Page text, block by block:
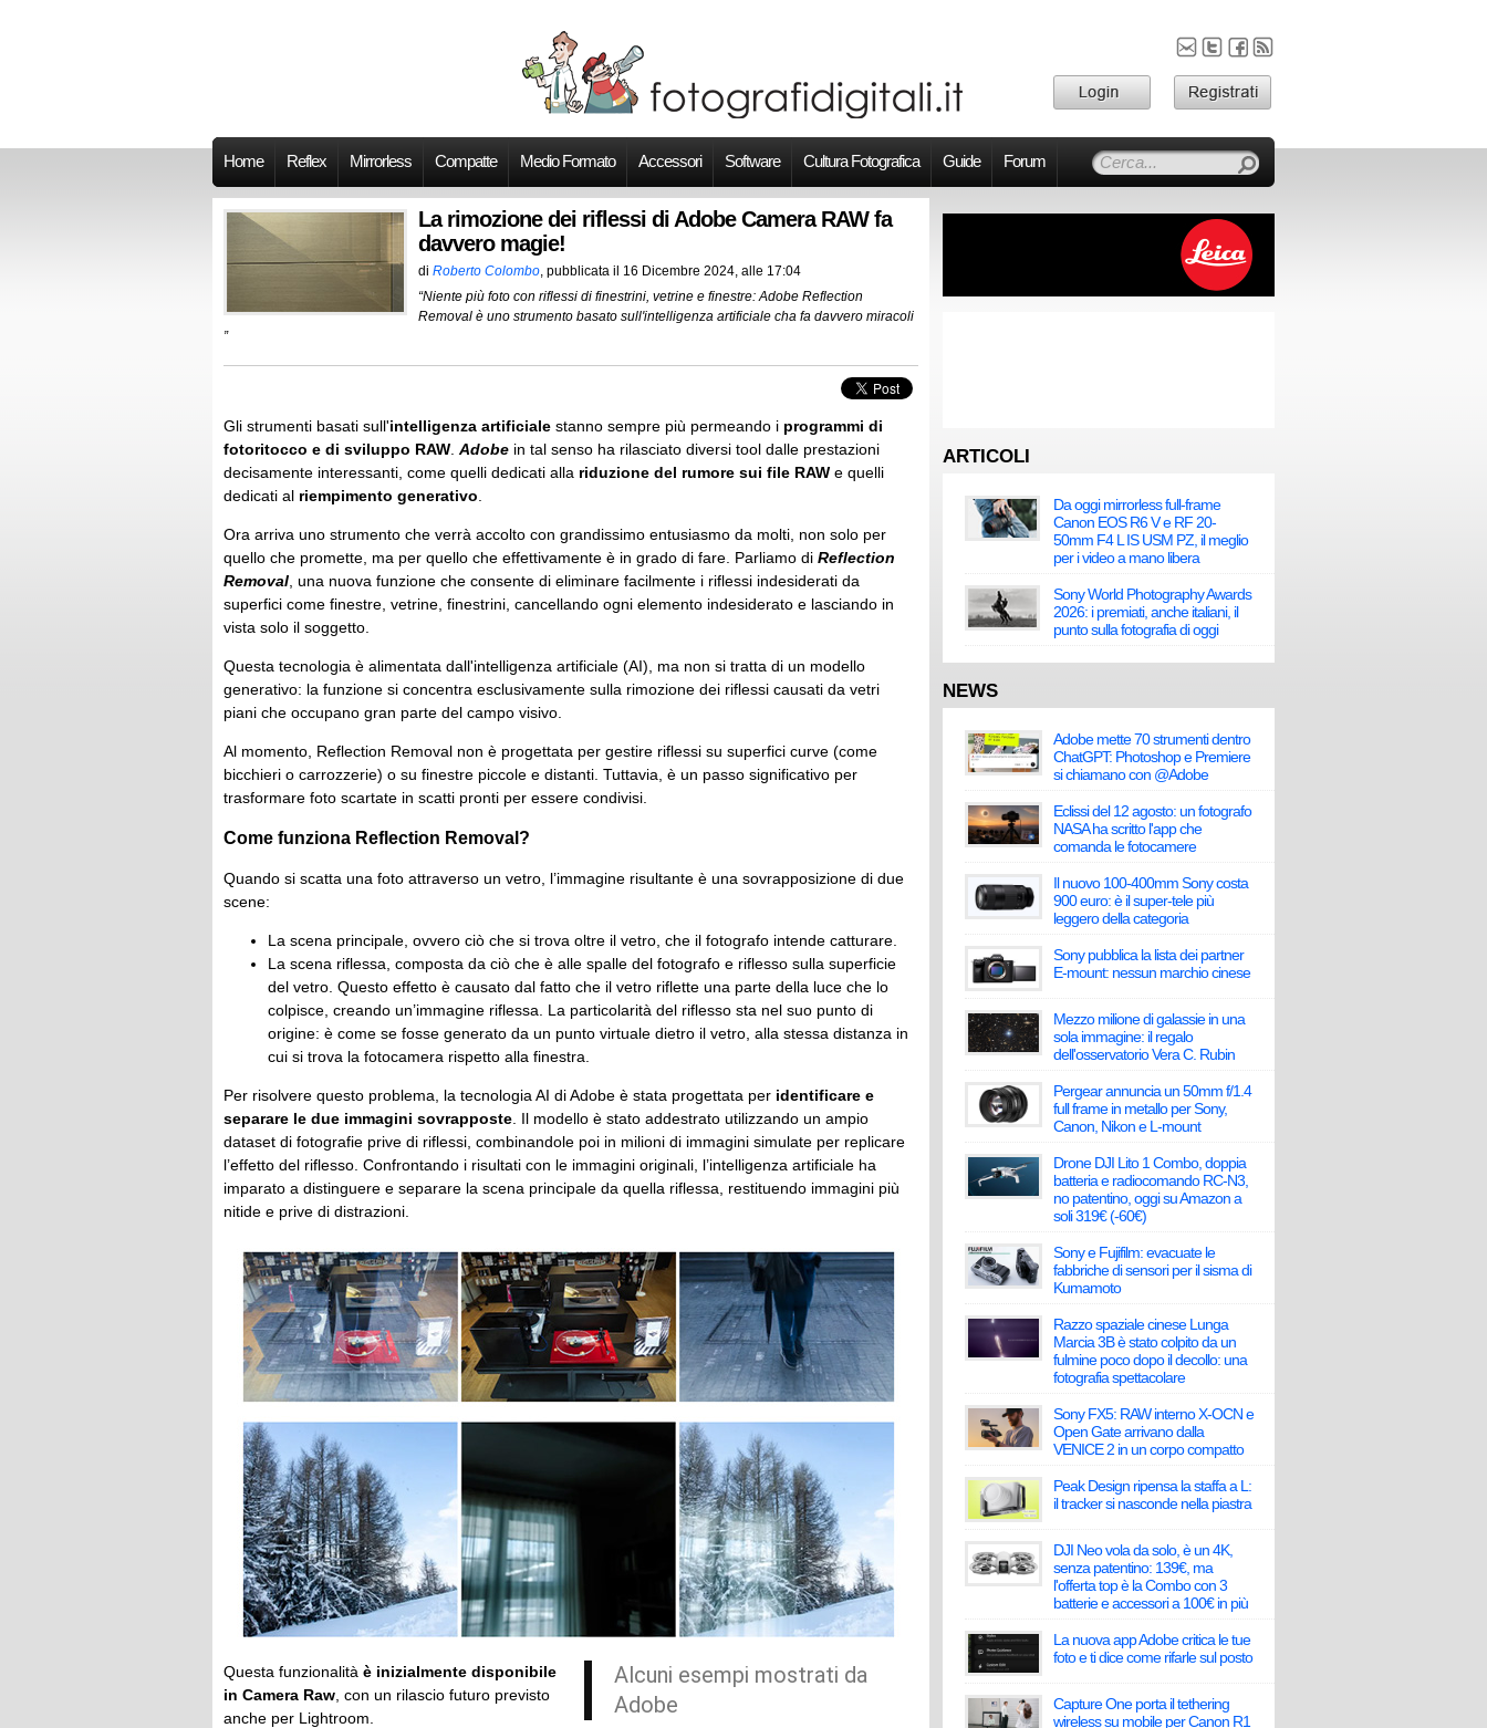
Home Reflex Mirrorless Compatte Medio Formato Accessori Software Cultura Fotografica Guide Forum
La rimozione dei riflessi di Adobe Camera RAW fa
davvero magie!
di Roberto Colombo, pubblicata il 16 Dicembre 2024, alle 17:04
“Niente più foto con riflessi di finestrini, vetrine e finestre: Adobe Reflection
Removal è uno strumento basato sull'intelligenza artificiale cha fa davvero miracoli
”
Gli strumenti basati sull'intelligenza artificiale stanno sempre più permeando i programmi di
fotoritocco e di sviluppo RAW Adobe in tal senso ha rilasciato diversi tool dalle prestazioni
decisamente interessanti, come quelli dedicati alla riduzione del rumore sui file RAW e quelli
dedicati al riempimento generativo
Ora arriva uno strumento che verrà accolto con grandissimo entusiasmo da molti, non solo per
quello che promette, ma per quello che effettivamente è in grado di fare. Parliamo di Reflection
Removal , una nuova funzione che consente di eliminare facilmente i riflessi indesiderati da
superfici come finestre, vetrine, finestrini, cancellando ogni elemento indesiderato e lasciando in
vista solo il soggetto.
Questa tecnologia è alimentata dall'intelligenza artificiale (AI), ma non si tratta di un modello
generativo: la funzione si concentra esclusivamente sulla rimozione dei riflessi causati da vetri
piani che occupano gran parte del campo visivo.
Al momento, Reflection Removal non è progettata per gestire riflessi su superfici curve (come
bicchieri o carrozzerie) o su finestre piccole e distanti. Tuttavia, è un passo significativo per
trasformare foto scartate in scatti pronti per essere condivisi.
Come funziona Reflection Removal?
Quando si scatta una foto attraverso un vetro, l’immagine risultante è una sovrapposizione di due
scene:
La scena principale, ovvero ciò che si trova oltre il vetro, che il fotografo intende catturare.
La scena riflessa, composta da ciò che è alle spalle del fotografo e riflesso sulla superficie
del vetro. Questo effetto è causato dal fatto che il vetro riflette una parte della luce che lo
colpisce, creando un’immagine riflessa. La particolarità del riflesso sta nel suo punto di
origine: è come se fosse generato da un punto virtuale dietro il vetro, alla stessa distanza in
cui si trova la fotocamera rispetto alla finestra.
Per risolvere questo problema, la tecnologia AI di Adobe è stata progettata per identificare e
separare le due immagini sovrapposte . Il modello è stato addestrato utilizzando un ampio
dataset di fotografie prive di riflessi, combinandole poi in milioni di immagini simulate per replicare
l’effetto del riflesso. Confrontando i risultati con le immagini originali, l’intelligenza artificiale ha
imparato a distinguere e separare la scena principale da quella riflessa, restituendo immagini più
nitide e prive di distrazioni.
Alcuni esempi mostrati da
Adobe
Questa funzionalità è inizialmente disponibile
in Camera Raw , con un rilascio futuro previsto
anche per Lightroom.
ARTICOLI
Da oggi mirrorless full-frame
Canon EOS R6 V e RF 20-
50mm F4 L IS USM PZ, il meglio
per i video a mano libera
Sony World Photography Awards
2026: i premiati, anche italiani, il
punto sulla fotografia di oggi
NEWS
Adobe mette 70 strumenti dentro
ChatGPT: Photoshop e Premiere
si chiamano con @Adobe
Eclissi del 12 agosto: un fotografo
NASA ha scritto l'app che
comanda le fotocamere
Il nuovo 100-400mm Sony costa
900 euro: è il super-tele più
leggero della categoria
Sony pubblica la lista dei partner
E-mount: nessun marchio cinese
Mezzo milione di galassie in una
sola immagine: il regalo
dell'osservatorio Vera C. Rubin
Pergear annuncia un 50mm f/1.4
full frame in metallo per Sony,
Canon, Nikon e L-mount
Drone DJI Lito 1 Combo, doppia
batteria e radiocomando RC-N3,
no patentino, oggi su Amazon a
soli 319€ (-60€)
Sony e Fujifilm: evacuate le
fabbriche di sensori per il sisma di
Kumamoto
Razzo spaziale cinese Lunga
Marcia 3B è stato colpito da un
fulmine poco dopo il decollo: una
fotografia spettacolare
Sony FX5: RAW interno X-OCN e
Open Gate arrivano dalla
VENICE 2 in un corpo compatto
Peak Design ripensa la staffa a L:
il tracker si nasconde nella piastra
DJI Neo vola da solo, è un 4K,
senza patentino: 139€, ma
l'offerta top è la Combo con 3
batterie e accessori a 100€ in più
La nuova app Adobe critica le tue
foto e ti dice come rifarle sul posto
Capture One porta il tethering
wireless su mobile per Canon R1